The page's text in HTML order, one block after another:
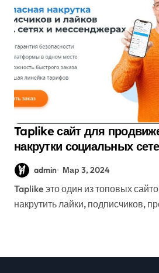
Taplike сайт для
накрутки социальных
admin Мар 3, 2024
Taplike это один из топовых сайтов где каждый может
накрутить лайки, подписчиков,